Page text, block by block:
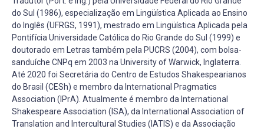
do Sul (1986), especialização em Lingüística Aplicada ao Ensino
do Inglês (UFRGS, 1991), mestrado em Lingüística Aplicada pela
Pontifícia Universidade Católica do Rio Grande do Sul (1999) e
doutorado em Letras também pela PUCRS (2004), com bolsa-
sanduíche CNPq em 2003 na University of Warwick, Inglaterra.
Até 2020 foi Secretária do Centro de Estudos Shakespearianos
do Brasil (CESh) e membro da International Pragmatics
Association (IPrA). Atualmente é membro da International
Shakespeare Association (ISA), da International Association of
Translation and Intercultural Studies (IATIS) e da Associação